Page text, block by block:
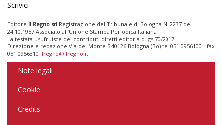
Scrivici
Editore Il Regno srl Registrazione del Tribunale di Bologna N. 2237 del
24.10.1957 Associato all’Unione Stampa Periodica Italiana
La testata usufruisce dei contributi diretti editoria d.lgs 70/2017
Direzione e redazione Via del Monte 5 40126 Bologna (Bo) tel 051 0956100 - fax
051 0956310 ilregno@ilregno.it
Note legali
Cookie
Credits